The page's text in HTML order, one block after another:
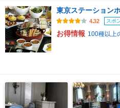
東京ステーション
4.32 スポ
お得情報 100種以上